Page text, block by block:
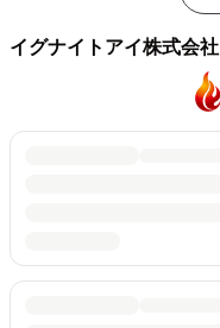
イグナイトアイ株式会社